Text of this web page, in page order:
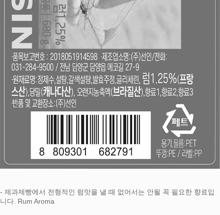
페이코 라이
- 제과제빵에서 전형적인 럼맛을 낼 때 없어서는 안될 꼭 필요한 향료입
니다. Rum Aroma